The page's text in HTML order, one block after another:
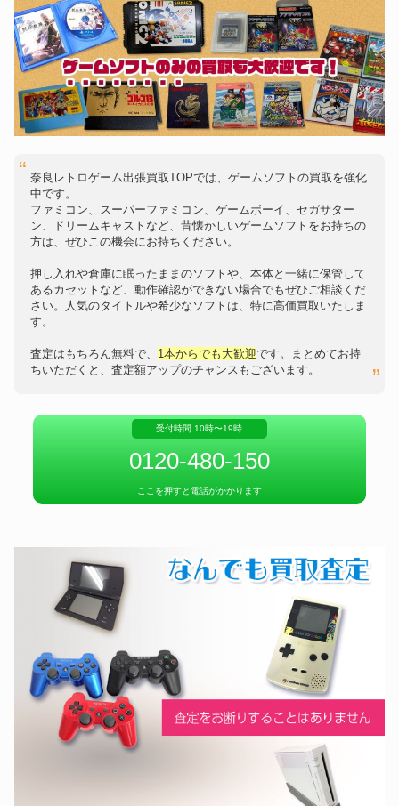
3Dの興奮、次に繋げます あなたのSwitch、次へ託す
エックスボックス
究極性能を次の手に
ゲームキューブ
レトロゲームの傑作機手放すなら今
ゲームボーイ 2DS
DSの歴史、次の手に
奈良レトロゲーム出張買取TOPでは、ゲームソフトの買取を強化
中です。
ファミコン、スーパーファミコン、ゲームボーイ、セガサター
ン、ドリームキャストなど、昔懐かしいゲームソフトをお持ちの
方は、ぜひこの機会にお持ちください。
押し入れや倉庫に眠ったままのソフトや、本体と一緒に保管して
あるカセットなど、動作確認ができない場合でもぜひご相談くだ
さい。人気のタイトルや希少なソフトは、特に高価買取いたしま
す。
査定はもちろん無料で、 1本からでも大歓迎です。まとめてお持
ちいただくと、査定額アップのチャンスもございます。
受付時間 10時〜19時
0120-480-150
ここを押すと電話がかかります